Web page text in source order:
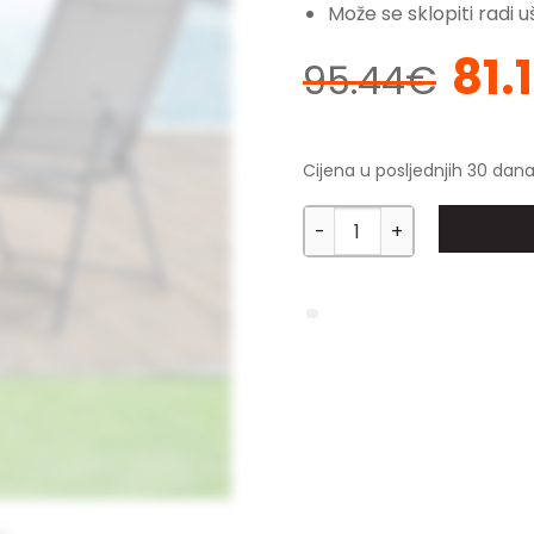
Može se sklopiti radi
95.44€
je:
Cijena u posljednjih 30
Vrtna stolica Kalamata